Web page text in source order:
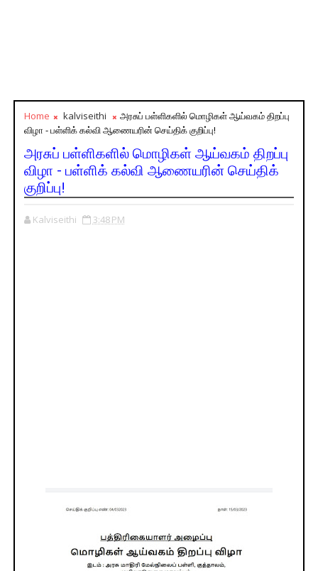
Home kalviseithi
அரசுப் பள்ளிகளில் மொழிகள் ஆய்வகம் திறப்பு
விழா - பள்ளிக் கல்வி ஆணையரின் செய்திக் குறிப்பு!
அரசுப் பள்ளிகளில் மொழிகள் ஆய்வகம் திறப்பு
விழா - பள்ளிக் கல்வி ஆணையரின் செய்திக்
குறிப்பு!
Kalviseithi 3:48 PM